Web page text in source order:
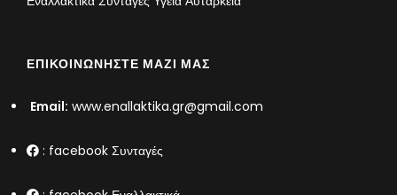
ΕΠΙΚΟΙΝΩΝΉΣΤΕ ΜΑΖΊ ΜΑΣ
Email: www.enallaktika.gr@gmail.com
: facebook Συνταγές